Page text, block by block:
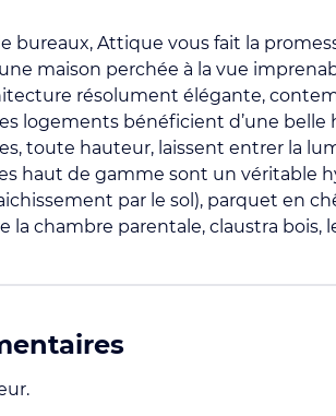
bureaux, Attique vous fait la
maison perchée à la vue
résolument élégante,
logements bénéficient d’une
toute hauteur, laissent entrer la
haut de gamme sont un véritable
par le sol), parquet en
la chambre parentale, claustra bois,